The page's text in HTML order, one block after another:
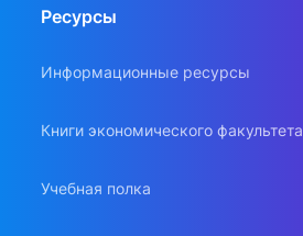
Ресурсы
Информационные ресурсы
Книги экономического факультета
Учебная полка